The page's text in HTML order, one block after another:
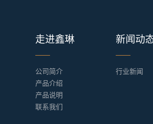
走进鑫琳
公司简介
产品介绍
产品说明
联系我们
新闻动
行业新闻